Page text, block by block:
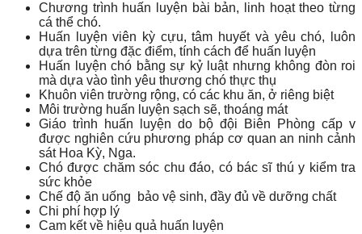
Chương trình huấn luyện bài bản, linh hoạt theo từng
cá thể chó.
Huấn luyện viên kỳ cựu, tâm huyết và yêu chó, luôn
dựa trên từng đặc điểm, tính cách để huấn luyện
Huấn luyện chó bằng sự kỷ luật nhưng không đòn roi
mà dựa vào tình yêu thương chó thực thụ
Khuôn viên trường rộng, có các khu ăn, ở riêng biệt
Môi trường huấn luyện sạch sẽ, thoáng mát
Giáo trình huấn luyện do bộ đội Biên Phòng cấp v
được nghiên cứu phương pháp cơ quan an ninh cảnh
sát Hoa Kỳ, Nga.
Chó được chăm sóc chu đáo, có bác sĩ thú y kiểm tra
sức khỏe
Chế độ ăn uống bảo vệ sinh, đầy đủ về dưỡng chất
Chi phí hợp lý
Cam kết về hiệu quả huấn luyện